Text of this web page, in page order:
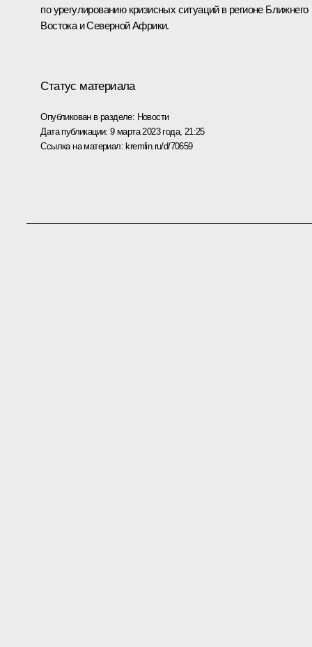
по урегулированию кризисных ситуаций в регионе Ближнего
Востока и Северной Африки.
Статус материала
Опубликован в разделе: Новости
Дата публикации:9 марта 2023 года, 21:25
Ссылка на материал: kremlin.ru/d/70659